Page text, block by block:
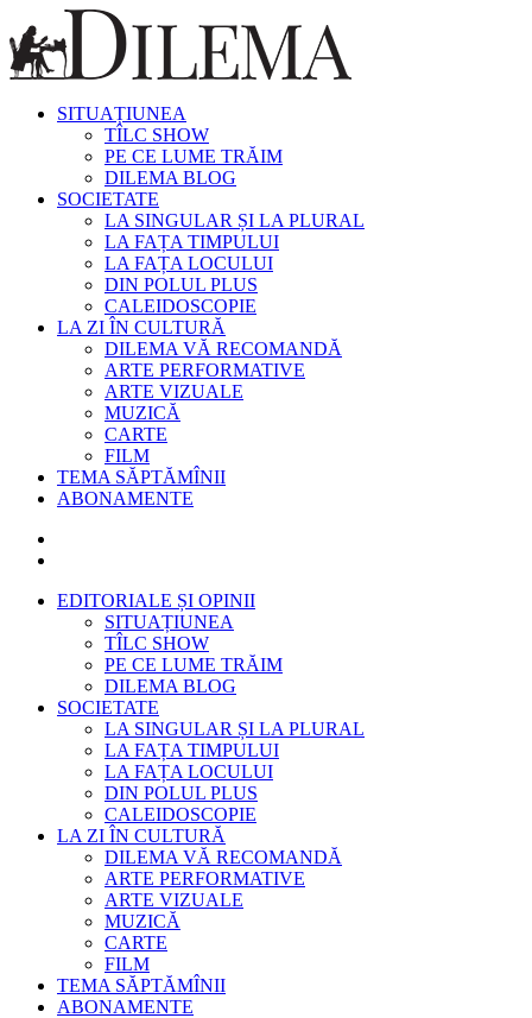
SITUAȚIUNEA
TÎLC SHOW
PE CE LUME TRĂIM
DILEMA BLOG
SOCIETATE
LA SINGULAR ȘI LA PLURAL
LA FAȚA TIMPULUI
LA FAȚA LOCULUI
DIN POLUL PLUS
CALEIDOSCOPIE
LA ZI ÎN CULTURĂ
DILEMA VĂ RECOMANDĂ
ARTE PERFORMATIVE
ARTE VIZUALE
MUZICĂ
CARTE
FILM
TEMA SĂPTĂMÎNII
ABONAMENTE
EDITORIALE ȘI OPINII
SITUAȚIUNEA
TÎLC SHOW
PE CE LUME TRĂIM
DILEMA BLOG
SOCIETATE
LA SINGULAR ȘI LA PLURAL
LA FAȚA TIMPULUI
LA FAȚA LOCULUI
DIN POLUL PLUS
CALEIDOSCOPIE
LA ZI ÎN CULTURĂ
DILEMA VĂ RECOMANDĂ
ARTE PERFORMATIVE
ARTE VIZUALE
MUZICĂ
CARTE
FILM
TEMA SĂPTĂMÎNII
ABONAMENTE